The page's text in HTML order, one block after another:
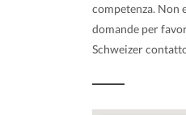
competenza. Non
domande per
Schweizer